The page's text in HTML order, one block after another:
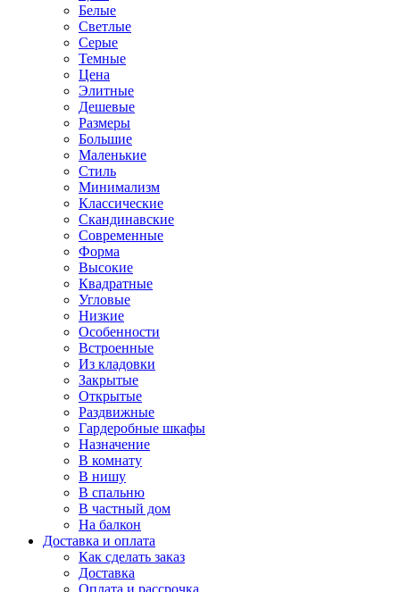
Белые
Светлые
Серые
Темные
Цена
Элитные
Дешевые
Размеры
Большие
Маленькие
Стиль
Минимализм
Классические
Скандинавские
Современные
Форма
Высокие
Квадратные
Угловые
Низкие
Особенности
Встроенные
Из кладовки
Закрытые
Открытые
Раздвижные
Гардеробные шкафы
Назначение
В комнату
В нишу
В спальню
В частный дом
На балкон
Доставка и оплата
Как сделать заказ
Доставка
Оплата и рассрочка